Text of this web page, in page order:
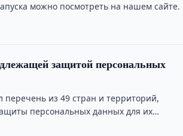
можно посмотреть на нашем сайте.
защитой персональных
перечень из 49 стран и территорий,
персональных данных для их